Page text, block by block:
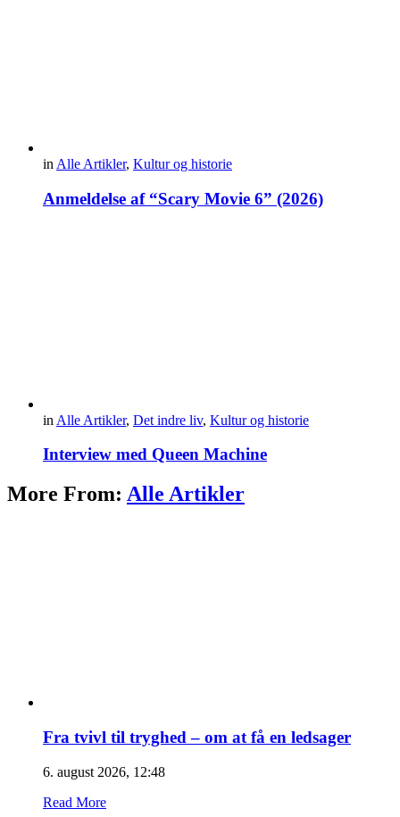
in Alle Artikler, Kultur og historie
Anmeldelse af “Scary Movie 6” (2026)
in Alle Artikler, Det indre liv, Kultur og historie
Interview med Queen Machine
More From: Alle Artikler
Fra tvivl til tryghed – om at få en ledsager
6. august 2026, 12:48
Read More